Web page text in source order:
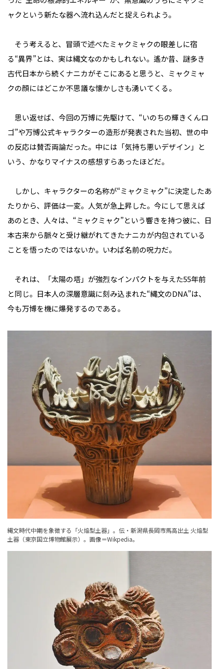
ャクという新たな器へ流れ込んだと捉えられよう。
そう考えると、冒頭で述べたミャクミャクの眼差しに宿
る“異界”とは、実は縄文なのかもしれない。遙か昔、謎多き
古代日本から続くナニカがそこにあると思うと、ミャクミャ
クの顔にはどこか不思議な懐かしさも湧いてくる。
思い返せば、今回の万博に先駆けて、“いのちの輝きくんロ
ゴ”や万博公式キャラクターの造形が発表された当初、世の中
の反応は賛否両論だった。中には「気持ち悪いデザイン」と
いう、かなりマイナスの感想すらあったほどだ。
しかし、キャラクターの名称が“ミャクミャク”に決定したあ
たりから、評価は一変。人気が急上昇した。今にして思えば
あのとき、人々は、“ミャクミャク”という響きを持つ彼に、日
本古来から脈々と受け継がれてきたナニカが内包されている
ことを悟ったのではないか。いわば名前の呪力だ。
それは、「太陽の塔」が強烈なインパクトを与えた55年前
と同じ。日本人の深層意識に刻み込まれた“縄文のDNA”は、
今も万博を機に爆発するのである。
縄文時代中期を象徴する「火焔型土器」。伝・新潟県長岡市馬高出土 火焔型
土器（東京国立博物館展示）。 画像＝Wikpedia。